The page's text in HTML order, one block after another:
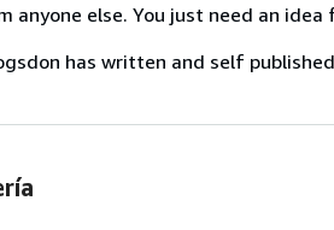
anyone else. You just need an
has written and self